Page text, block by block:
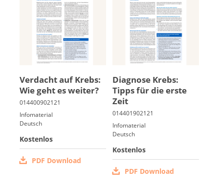
Ver­dacht auf Krebs:
Wie geht es wei­ter?
Infomaterial
Deutsch
Kostenlos
PDF Download
Dia­gno­se Krebs:
Tipps für die ers­te
Zeit
Infomaterial
Deutsch
Kostenlos
PDF Download